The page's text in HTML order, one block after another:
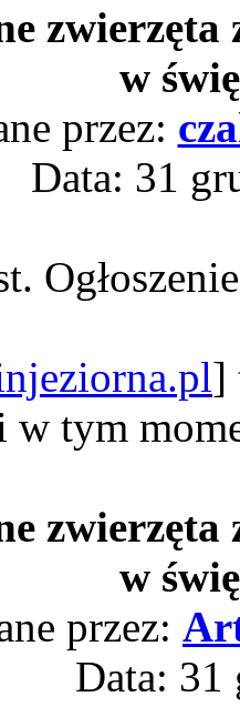
w
przez:
Data: 31
]
w tym
w
przez:
Data: 31